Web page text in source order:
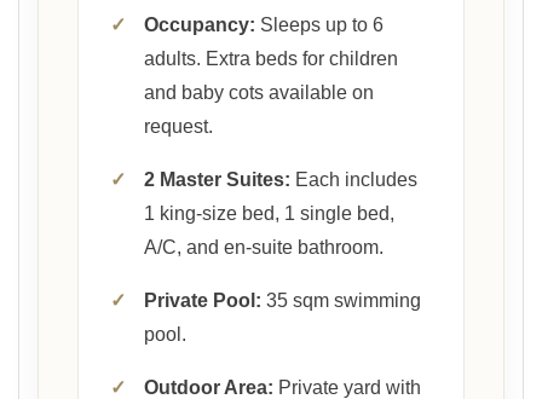
✓ Occupancy: Sleeps up to 6
adults. Extra beds for children
and baby cots available on
request.
✓ 2 Master Suites: Each includes
1 king-size bed, 1 single bed,
A/C, and en-suite bathroom.
✓ Private Pool: 35 sqm swimming
pool.
✓ Outdoor Area: Private yard with